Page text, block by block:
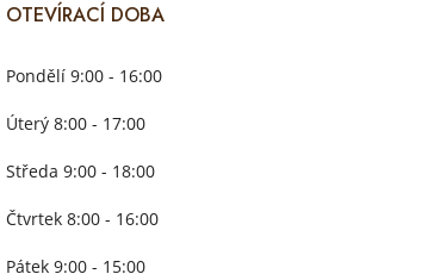
OTEVÍRACÍ DOBA
Pondělí 9:00 - 16:00
Úterý 8:00 - 17:00
Středa 9:00 - 18:00
Čtvrtek 8:00 - 16:00
Pátek 9:00 - 15:00